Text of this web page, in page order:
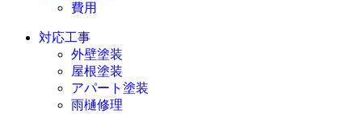
費用
対応工事
外壁塗装
屋根塗装
アパート塗装
雨樋修理